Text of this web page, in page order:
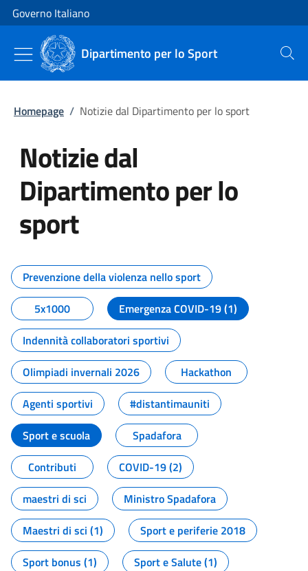
Vai al contenuto
Vai alla navigazione del sito
Governo Italiano
Dipartimento per lo Sport Cerca
Homepage / Notizie dal Dipartimento per lo sport
Notizie dal
Dipartimento per lo
sport
Tutti i contenuti della pagina
Prevenzione della violenza nello sport
5x1000
Emergenza COVID-19 (1)
Indennità collaboratori sportivi
Olimpiadi invernali 2026
Hackathon
Agenti sportivi
#distantimauniti
Sport e scuola
Spadafora
Contributi
COVID-19 (2)
maestri di sci
Ministro Spadafora
Maestri di sci (1)
Sport e periferie 2018
Sport bonus (1)
Sport e Salute (1)